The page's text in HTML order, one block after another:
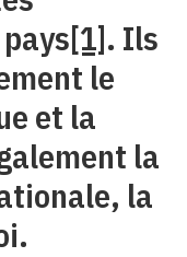
[1]. Ils
le
et la
la
la